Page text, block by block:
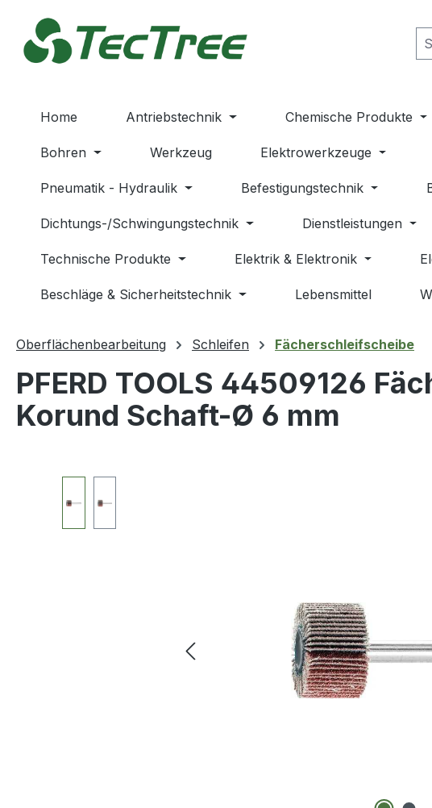
Hauptinhalt springen
Zur Suche springen
Zur Hauptnavigation springen
Home Antriebstechnik Chemische Produkte
Bohren Werkzeug Elektrowerkzeuge
Pneumatik - Hydraulik Befestigungstechnik
Dichtungs-/Schwingungstechnik Dienstleistungen
Technische Produkte Elektrik & Elektronik
Beschläge & Sicherheitstechnik Lebensmittel
Oberflächenbearbeitung Schleifen Fächerschleifscheibe
PFERD TOOLS 44509126
Korund Schaft-Ø 6 mm